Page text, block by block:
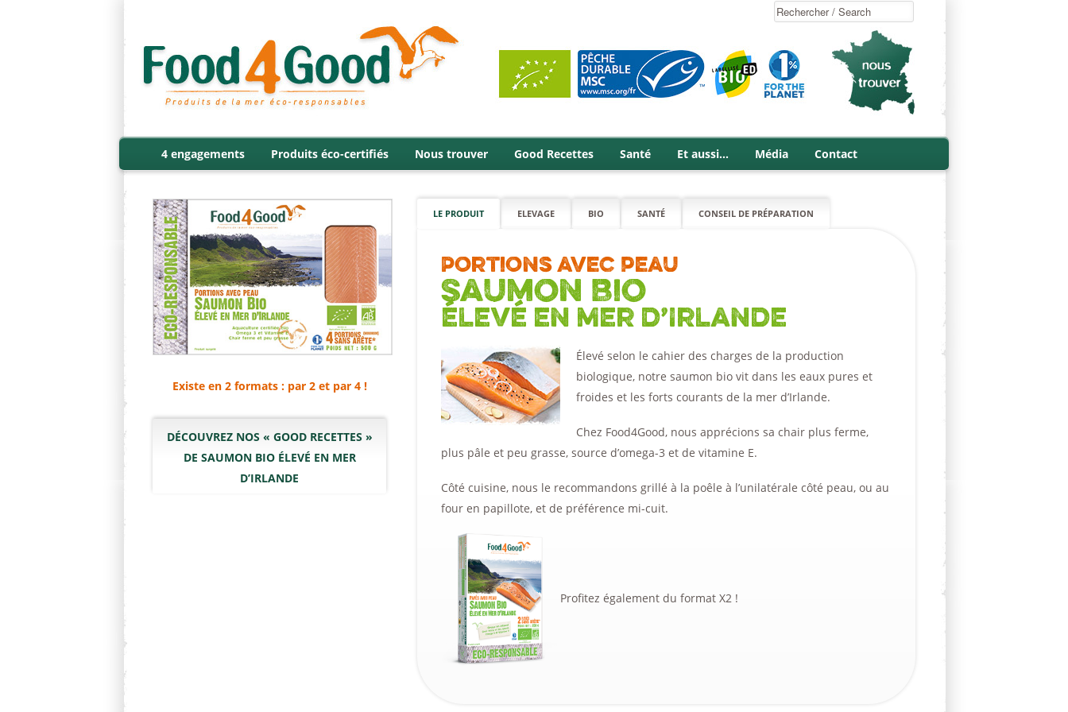
4 engagements Produits éco-certifiés Nous trouver Good Recettes Santé Et aussi… Média Contact
Existe en 2 formats : par 2 et par 4 !
DÉCOUVREZ NOS « GOOD RECETTES »
DE SAUMON BIO ÉLEVÉ EN MER
D’IRLANDE
LE PRODUIT ELEVAGE BIO SANTÉ CONSEIL DE PRÉPARATION
Portions avec peau
Saumon Bio
élevé en Mer d’Irlande
Élevé selon le cahier des charges de la production
biologique, notre saumon bio vit dans les eaux pures et
froides et les forts courants de la mer d’Irlande.
Chez Food4Good, nous apprécions sa chair plus ferme,
plus pâle et peu grasse, source d’omega-3 et de vitamine E.
Côté cuisine, nous le recommandons grillé à la poêle à l’unilatérale côté peau, ou au
four en papillote, et de préférence mi-cuit.
Profitez également du format X2 !